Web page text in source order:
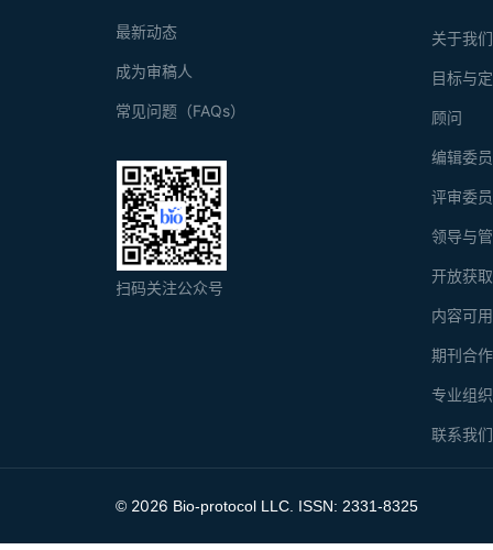
关于我们
目标与
顾问
编辑委
评审委
领导与
开放获
内容可
期刊合
专业组
联系我们
最新动态
成为审稿人
常见问题（FAQs）
扫码关注公众号
© 2026 Bio-protocol LLC. ISSN: 2331-8325